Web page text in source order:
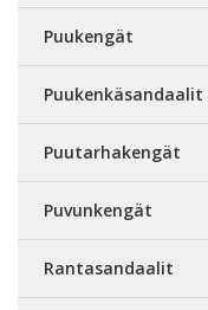
Puukengät
Puukenkäsandaalit
Puutarhakengät
Puvunkengät
Rantasandaalit